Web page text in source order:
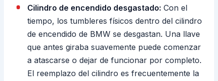
Cilindro de encendido desgastado: Con el
tiempo, los tumbleres físicos dentro del cilindro
de encendido de BMW se desgastan. Una llave
que antes giraba suavemente puede comenzar
a atascarse o dejar de funcionar por completo.
El reemplazo del cilindro es frecuentemente la